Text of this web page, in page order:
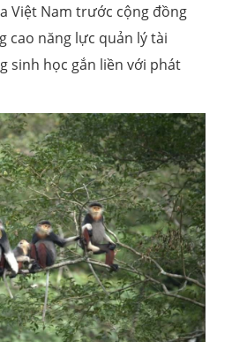
Việt Nam trước cộng đồng
cao năng lực quản lý tài
sinh học gắn liền với phát